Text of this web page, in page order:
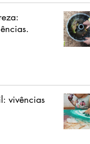
vivências